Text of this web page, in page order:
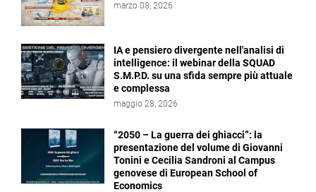
marzo 08, 2026
IA e pensiero divergente nell'analisi di
intelligence: il webinar della SQUAD
S.M.P.D. su una sfida sempre più attuale
e complessa
maggio 28, 2026
“2050 – La guerra dei ghiacci”: la
presentazione del volume di Giovanni
Tonini e Cecilia Sandroni al Campus
genovese di European School of
Economics